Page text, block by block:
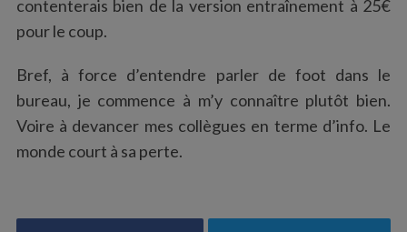
contenterais bien de la version entraînement à 25€
pour le coup.
Bref, à force d’entendre parler de foot dans le
bureau, je commence à m’y connaître plutôt bien.
Voire à devancer mes collègues en terme d’info. Le
monde court à sa perte.